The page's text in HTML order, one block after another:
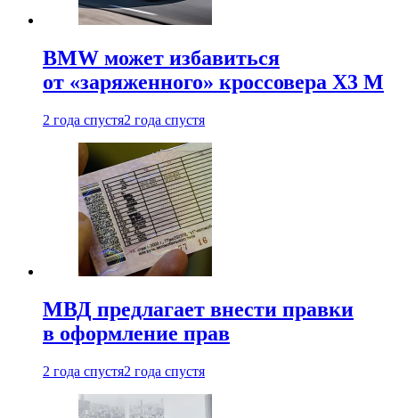
BMW может избавиться
от «заряженного» кроссовера X3 M
2 года спустя2 года спустя
МВД предлагает внести правки
в оформление прав
2 года спустя2 года спустя